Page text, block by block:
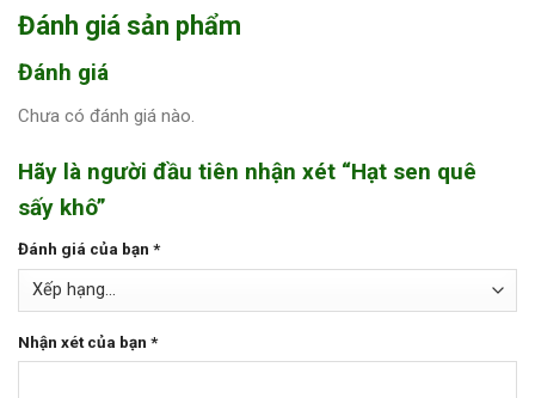
Đánh giá sản phẩm
Đánh giá
Chưa có đánh giá nào.
Hãy là người đầu tiên nhận xét “Hạt sen quê
sấy khô”
Đánh giá của bạn *
Nhận xét của bạn *